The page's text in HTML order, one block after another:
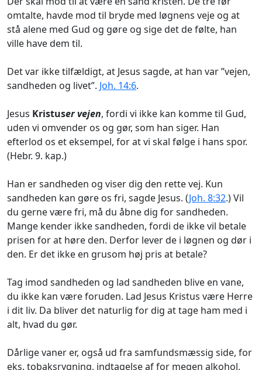
omtalte, havde mod til bryde med løgnens veje og at
stå alene med Gud og gøre og sige det de følte, han
ville have dem til.
Det var ikke tilfældigt, at Jesus sagde, at han var ”vejen,
sandheden og livet”. Joh. 14:6.
Jesus Kristuser vejen, fordi vi ikke kan komme til Gud,
uden vi omvender os og gør, som han siger. Han
efterlod os et eksempel, for at vi skal følge i hans spor.
(Hebr. 9. kap.)
Han er sandheden og viser dig den rette vej. Kun
sandheden kan gøre os fri, sagde Jesus. (Joh. 8:32.) Vil
du gerne være fri, må du åbne dig for sandheden.
Mange kender ikke sandheden, fordi de ikke vil betale
prisen for at høre den. Derfor lever de i løgnen og dør i
den. Er det ikke en grusom høj pris at betale?
Tag imod sandheden og lad sandheden blive en vane,
du ikke kan være foruden. Lad Jesus Kristus være Herre
i dit liv. Da bliver det naturlig for dig at tage ham med i
alt, hvad du gør.
Dårlige vaner er, også ud fra samfundsmæssig side, for
eks. tobaksrygning, indtagelse af for megen alkohol,